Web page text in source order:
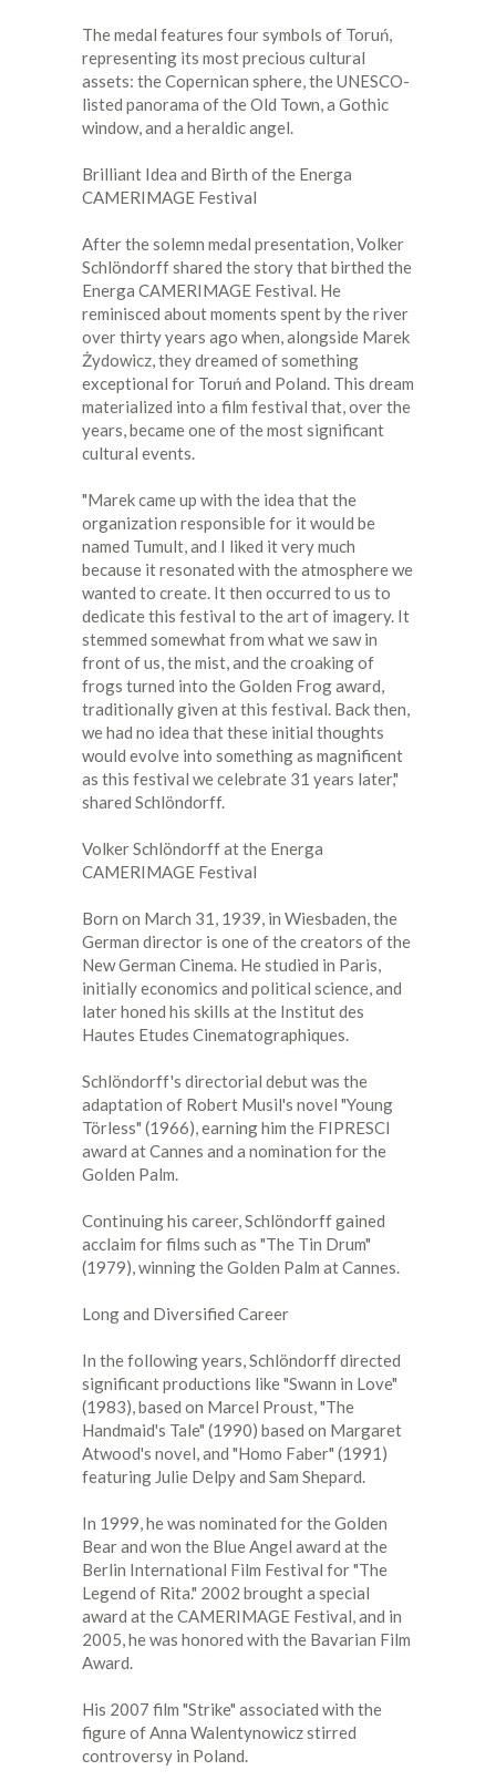
The medal features four symbols of Toruń,
representing its most precious cultural
assets: the Copernican sphere, the UNESCO-
listed panorama of the Old Town, a Gothic
window, and a heraldic angel.
Brilliant Idea and Birth of the Energa
CAMERIMAGE Festival
After the solemn medal presentation, Volker
Schlöndorff shared the story that birthed the
Energa CAMERIMAGE Festival. He
reminisced about moments spent by the river
over thirty years ago when, alongside Marek
Żydowicz, they dreamed of something
exceptional for Toruń and Poland. This dream
materialized into a film festival that, over the
years, became one of the most significant
cultural events.
"Marek came up with the idea that the
organization responsible for it would be
named Tumult, and I liked it very much
because it resonated with the atmosphere we
wanted to create. It then occurred to us to
dedicate this festival to the art of imagery. It
stemmed somewhat from what we saw in
front of us, the mist, and the croaking of
frogs turned into the Golden Frog award,
traditionally given at this festival. Back then,
we had no idea that these initial thoughts
would evolve into something as magnificent
as this festival we celebrate 31 years later,"
shared Schlöndorff.
Volker Schlöndorff at the Energa
CAMERIMAGE Festival
Born on March 31, 1939, in Wiesbaden, the
German director is one of the creators of the
New German Cinema. He studied in Paris,
initially economics and political science, and
later honed his skills at the Institut des
Hautes Etudes Cinematographiques.
Schlöndorff's directorial debut was the
adaptation of Robert Musil's novel "Young
Törless" (1966), earning him the FIPRESCI
award at Cannes and a nomination for the
Golden Palm.
Continuing his career, Schlöndorff gained
acclaim for films such as "The Tin Drum"
(1979), winning the Golden Palm at Cannes.
Long and Diversified Career
In the following years, Schlöndorff directed
significant productions like "Swann in Love"
(1983), based on Marcel Proust, "The
Handmaid's Tale" (1990) based on Margaret
Atwood's novel, and "Homo Faber" (1991)
featuring Julie Delpy and Sam Shepard.
In 1999, he was nominated for the Golden
Bear and won the Blue Angel award at the
Berlin International Film Festival for "The
Legend of Rita." 2002 brought a special
award at the CAMERIMAGE Festival, and in
2005, he was honored with the Bavarian Film
Award.
His 2007 film "Strike" associated with the
figure of Anna Walentynowicz stirred
controversy in Poland.